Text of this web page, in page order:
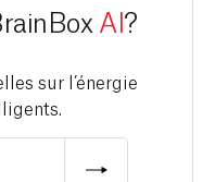
AI?
sur l’énergie